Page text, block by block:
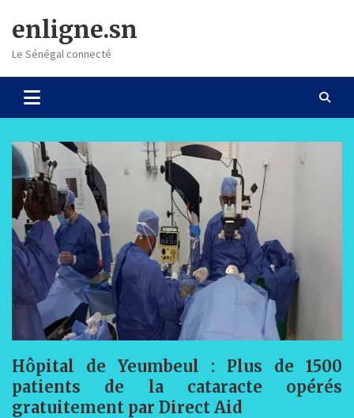
content
enligne.sn
Le Sénégal connecté
Hôpital de Yeumbeul : Plus de 1500
patients de la cataracte opérés
gratuitement par Direct Aid